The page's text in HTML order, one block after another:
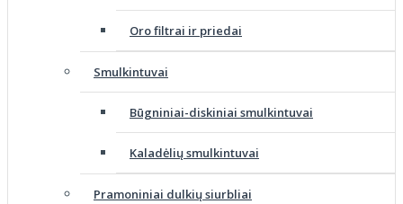
Oro filtrai ir priedai
Smulkintuvai
Būgniniai-diskiniai smulkintuvai
Kaladėlių smulkintuvai
Pramoniniai dulkių siurbliai